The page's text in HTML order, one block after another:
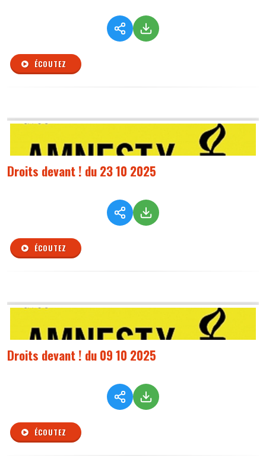
ÉCOUTEZ
Droits devant ! du 23 10 2025
ÉCOUTEZ
Droits devant ! du 09 10 2025
ÉCOUTEZ